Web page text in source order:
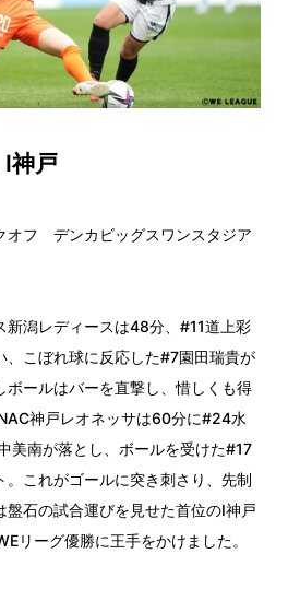
I神戸
フ デンカビッグスワンスタジア
新潟レディースは48分、#11道上彩
、こぼれ球に反応した#7園田瑞貴が
ボールはバーを直撃し、惜しくも得
神戸レオネッサは60分に#24水
美南が落とし、ボールを受けた#17
。これがゴールに突き刺さり、先制
盤石の試合運びを見せた首位のI神戸
リーグ優勝に王手をかけました。